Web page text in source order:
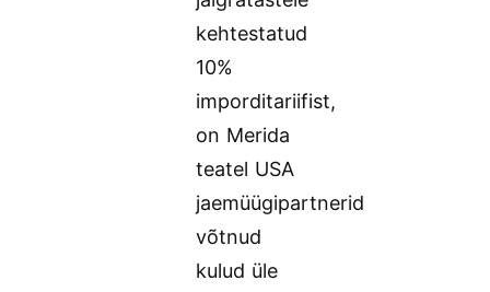
kehtestatud
10%
imporditariifist,
on Merida
teatel USA
jaemüügipartnerid
võtnud
kulud üle